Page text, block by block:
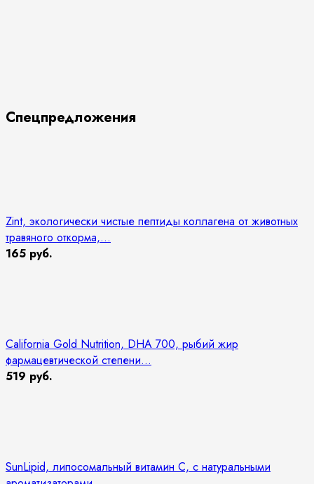
Спецпредложения
Zint, экологически чистые пептиды коллагена от животных
травяного откорма,...
165 руб.
California Gold Nutrition, DHA 700, рыбий жир
фармацевтической степени...
519 руб.
SunLipid, липосомальный витамин C, с натуральными